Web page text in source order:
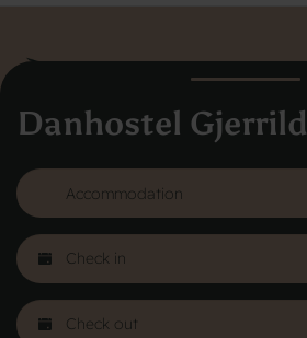
Danhostel Gjerrild
Vodroffsvej 32
1900 Frederiksberg
About Danhostel
Youth hostels abroad
Worth knowing - Hosteling